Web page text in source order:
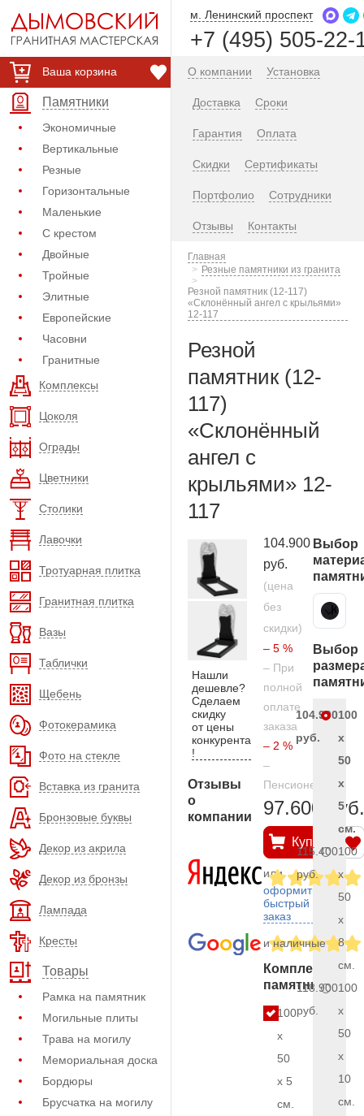
Ваша корзина
Памятники
Экономичные
Вертикальные
Резные
Горизонтальные
Маленькие
С крестом
Двойные
Тройные
Элитные
Европейские
Часовни
Гранитные
Комплексы
Цоколя
Ограды
Цветники
Столики
Лавочки
Тротуарная плитка
Гранитная плитка
Вазы
Таблички
Щебень
Фотокерамика
Фото на стекле
Вставка из гранита
Бронзовые буквы
Декор из акрила
Декор из бронзы
Лампада
Кресты
Товары
Рамка на памятник
Могильные плиты
Трава на могилу
Мемориальная доска
Бордюры
Брусчатка на могилу
м. Ленинский проспект
+7 (495) 505-22-
О компании Установка
Доставка Сроки
Гарантия Оплата
Скидки Сертификаты
Портфолио Сотрудники
Отзывы Контакты
Главная
Резные памятники из гранита
Резной памятник (12-117)
«Склонённый ангел с крыльями»
12-117
Резной
памятник (12-
117)
«Склонённый
ангел с
крыльями» 12-
117
Нашли
дешевле?
Сделаем
скидку
от цены
конкурента
!
Отзывы
о
компании
104.900
руб.
(цена
без
скидки)
– 5 %
– При
полной
оплате
заказа
– 2 %
–
Пенсионерам
97.600 руб.
Купить
или
оформить
быстрый
заказ
и наличные
Комплект
памятника
100
x
50
x 5
см.
Выбор
Карельский гранит
Выбор
104.900
руб.
100
x
50
x
5
см.
115.400
руб.
100
x
50
x
8
см.
118.900
руб.
100
x
50
x
10
см.